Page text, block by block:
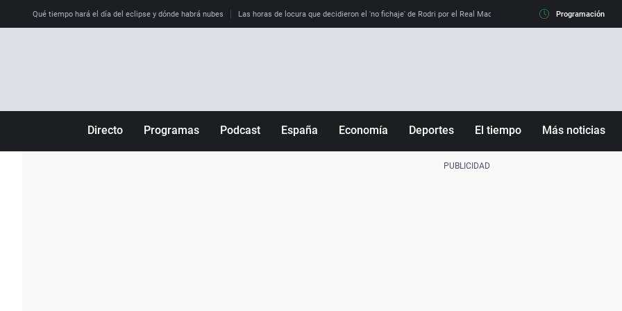
Qué tiempo hará el día del eclipse y dónde habrá nubes Las horas de locura que decidieron el 'no fichaje' de Rodri por el Real Madrid y su 'sí' al Barça La llamada
Programación
Directo Programas Podcast España Economía Deportes El tiempo Más noticias